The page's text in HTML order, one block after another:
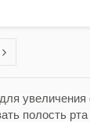
полость